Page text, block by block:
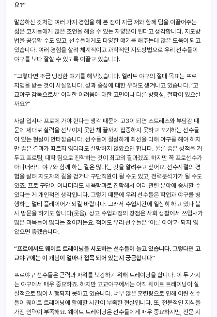
요?”
말씀하신 것처럼 여러 가지 경험을 해 본 점이 지금 저와 함께 팀을 이끌어주는
젊은 코치들에게 많은 조언을 해줄 수 있는 자양분이 된다고 생각합니다. 지도방
법을 공유할 수도 있고, 선수들에게도 다양한 얘기를 해주는데 많은 도움이 되고
있습니다. 여러 경험을 살려 체계적이고 과학적인 지도방법으로 우리 선수들이
야구를 보다 잘할 수 있도록 이끌고 있습니다.
“그렇다면 조금 냉정한 얘기를 해보겠습니다. 엘리트 야구의 절대 목표는 프로
지명을 받는 것이 사실입니다. 성과 중심에 대한 우려도 생겨나고 있습니다. ‘고
교야구 감독으로서’ 이러한 어려움에 대한 고민이나 다른 방향성, 철학이 있으실
까요?”
사실 입시나 프로에 가야 한다는 생각 때문에 고3이 되면 스트레스와 부담감 때
문에 제대로 실력을 선보이지 못한 채 끝까지 집중하지 못하고 포기하는 선수들
이 있는 현실이 안타깝습니다. 선수들이 절실하게 최선을 다해 야구를 해야 하지
만 좋은 결과가 따르지 않더라도 실망하지 않았으면 합니다. 물론 좋은 성적을 거
두고 프로팀, 대학 팀으로 진학하는 것이 최고의 결과겠죠. 하지만 꼭 프로선수가
아니더라도 야구와 함께 하는 길은 많다는 것을 알려주고 싶어요. 선수시절의 경
험을 살려 지도자의 길을 걷거나 구단직원이 될 수도 있고, 전력분석가가 될 수도
있죠. 프로 구단이 아니더라도 체육학과로 진학해서 여러 관련 분야에 종사할 수
있다는 게 개인적인 생각입니다. 그렇기 때문에 우리 선수들은 학업과 야구를 병
행하는 멀티 플레이어가 되길 바랍니다. 그래서 수업시간에 열심히 하고 있나 불
시 방문을 하기도 합니다(웃음). 상고 수업과정의 장점은 사회 생활에서 쓰임새가
많은 과목들이 많다는 점이거든요. 적어도 우리 선수들은 ‘어른 아이’가 되지 않
았으면 좋겠습니다.
“프로에서도 웨이트 트레이닝을 시도하는 선수들이 늘고 있습니다. 그렇다면 고
교야구에는 이 개념이 얼마나 접목 되어 있는지 궁금합니다”
프로야구 선수들은 근력과 파워를 보강하기 위해 트레이닝을 합니다. 이 두 가지
는 야구에서 매우 중요하죠. 하지만 고교야구에서는 아직 웨이트 트레이닝이 실
질적으로 많이 시행되지 못하고 있습니다. 너무 많은 훈련량으로 인해 어린 선수
들이 웨이트 트레이닝에 할애할 시간이 부족한 현실입니다. 또, 전문적인 지식을
가진 인력이 부족해요. 웨이트 트레이닝은 선수들에게 매우 중요하지만, 전문 지